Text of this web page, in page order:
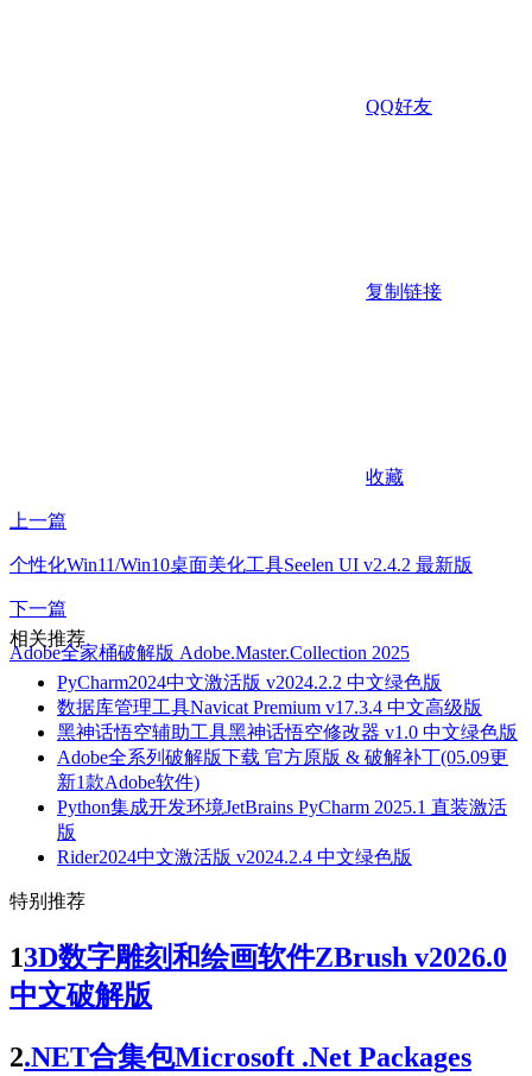
QQ好友
复制链接
收藏
上一篇
个性化Win11/Win10桌面美化工具Seelen UI v2.4.2 最新版
下一篇
Adobe全家桶破解版 Adobe.Master.Collection 2025
相关推荐
PyCharm2024中文激活版 v2024.2.2 中文绿色版
数据库管理工具Navicat Premium v17.3.4 中文高级版
黑神话悟空辅助工具黑神话悟空修改器 v1.0 中文绿色版
Adobe全系列破解版下载 官方原版 & 破解补丁(05.09更
新1款Adobe软件)
Python集成开发环境JetBrains PyCharm 2025.1 直装激活
版
Rider2024中文激活版 v2024.2.4 中文绿色版
特别推荐
13D数字雕刻和绘画软件ZBrush v2026.0
中文破解版
2.NET合集包Microsoft .Net Packages